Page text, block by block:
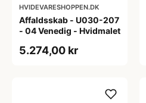
HVIDEVARESHOPPEN.DK
Affaldsskab - U030-207
- 04 Venedig - Hvidmalet
5.274,00 kr